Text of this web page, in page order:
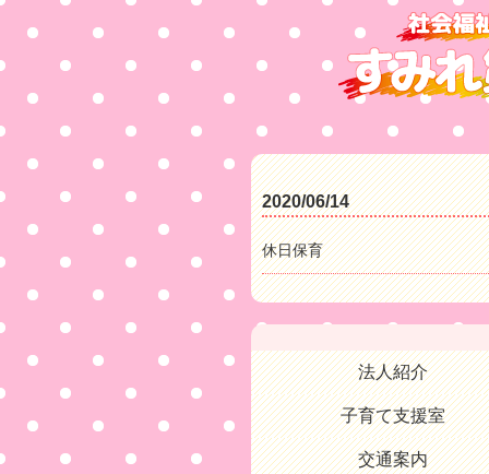
2020/06/14
休日保育
法人紹介
子育て支援室
交通案内